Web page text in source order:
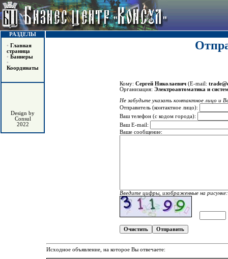
РАЗДЕЛЫ
• Главная
страница
• Баннеры
•
Координаты
Design by
Consul
2022
Кому: Сергей Николаевич(E-mail:
Организация: Электроавтоматика и
Не забудьте указать контактное лицо и
Отправитель (контактное лицо):
Ваш телефон (с кодом города):
Ваш E-mail:
Ваше сообщение:
Введите цифры, изображенные на рисунке:
Исходное объявление, на которое Вы отвечаете: